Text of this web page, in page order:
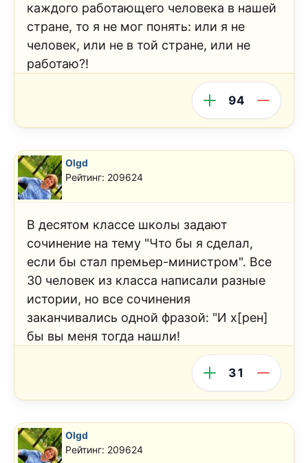
каждого работающего человека в нашей
стране, то я не мог понять: или я не
человек, или не в той стране, или не
работаю?!
94
Olgd
Рейтинг: 209624
В десятом классе школы задают
сочинение на тему "Что бы я сделал,
если бы стал премьер-министром". Все
30 человек из класса написали разные
истории, но все сочинения
заканчивались одной фразой: "И х[рен]
бы вы меня тогда нашли!
31
Olgd
Рейтинг: 209624